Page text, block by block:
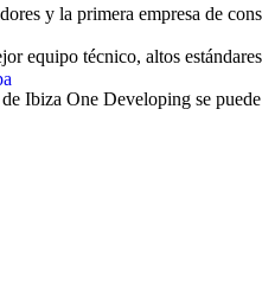
y la primera empresa de
equipo técnico, altos
Ibiza One Developing se